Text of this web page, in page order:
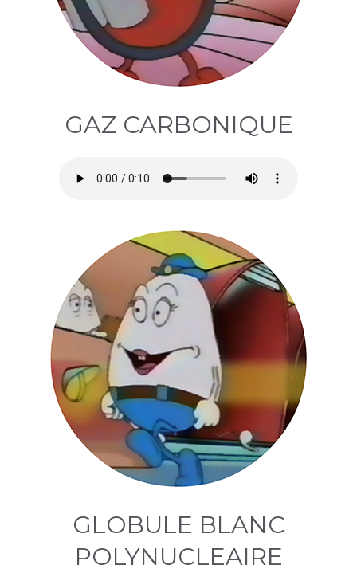
GAZ CARBONIQUE
GLOBULE BLANC
POLYNUCLEAIRE